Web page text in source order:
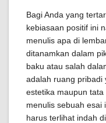
Bagi Anda yang
kebiasaan positif ini
menulis apa di
ditanamkan dalam
baku atau salah
adalah ruang pribadi
estetika maupun
menulis sebuah esai
harus terlihat indah